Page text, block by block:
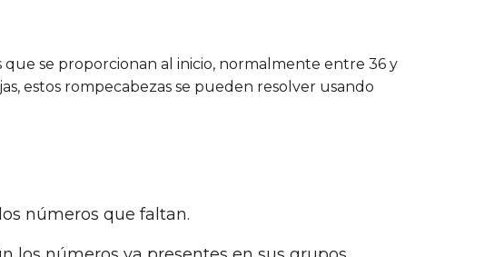
se proporcionan al inicio, normalmente entre 36 y
estos rompecabezas se pueden resolver usando
números que faltan.